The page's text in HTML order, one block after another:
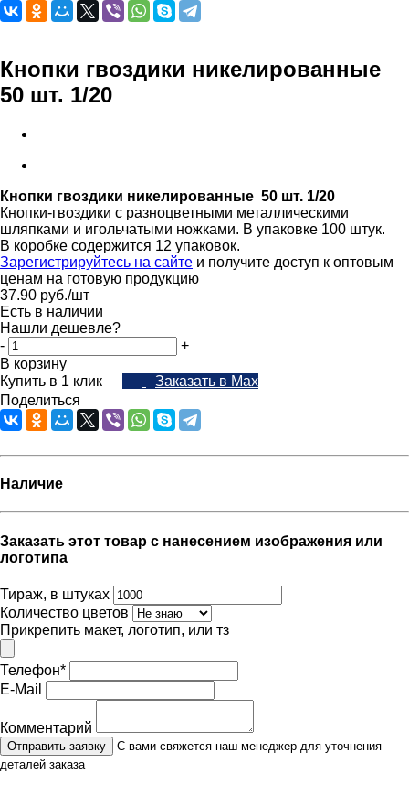
Кнопки гвоздики никелированные
50 шт. 1/20
Кнопки гвоздики никелированные 50 шт. 1/20
Кнопки-гвоздики с разноцветными металлическими
шляпками и игольчатыми ножками. В упаковке 100 штук.
В коробке содержится 12 упаковок.
Зарегистрируйтесь на сайте и получите доступ к оптовым
ценам на готовую продукцию
37.90 руб./шт
Есть в наличии
Нашли дешевле?
-
+
В корзину
Купить в 1 клик
Заказать в Max
Поделиться
Наличие
Заказать этот товар с нанесением изображения или
логотипа
Тираж, в штуках
Количество цветов
Прикрепить макет, логотип, или тз
Телефон*
E-Mail
Комментарий
Отправить заявку
С вами свяжется наш менеджер для уточнения
деталей заказа